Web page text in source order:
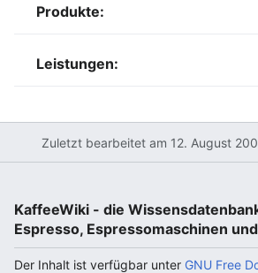
Produkte:
Leistungen:
Zuletzt bearbeitet am 12. August
KaffeeWiki - die
Espresso, Espressomaschinen
Der Inhalt ist verfügbar unter GNU Free